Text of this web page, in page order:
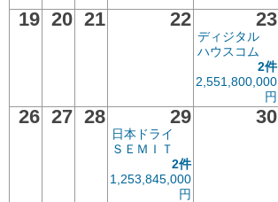
19 20 21 22 23
ディジタル
ハウスコム
2件
2,551,800,000
円
26 27 28 29
日本ドライ
ＳＥＭＩＴ
2件
1,253,845,000
円
30